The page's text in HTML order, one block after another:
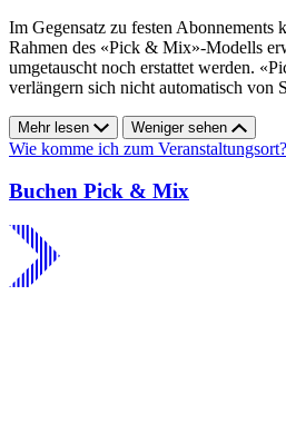
Im Gegensatz zu festen Abonnements
Rahmen des «Pick & Mix»-Modells
umgetauscht noch erstattet werden.
verlängern sich nicht automatisch von
Mehr lesen Weniger sehen
Wie komme ich zum Veranstaltungsort?
Buchen Pick & Mix